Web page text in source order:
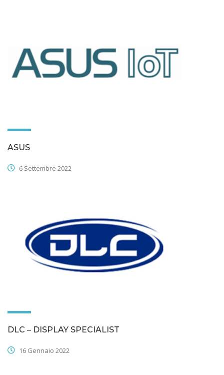
ASUS
6 Settembre 2022
DLC – DISPLAY SPECIALIST
16 Gennaio 2022